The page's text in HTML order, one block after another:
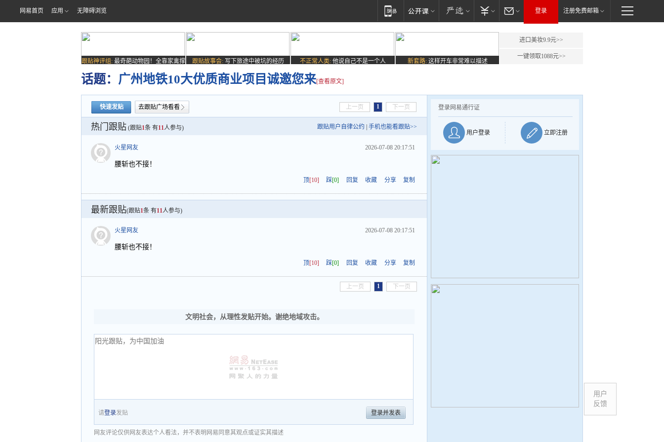
网易首页 应用 无障碍浏览 登录 注册免费邮箱
跟贴神评组: 最奇葩动物园！全靠家禽撑
场子
跟贴故事会: 写下旅途中被坑的经历 不正常人类: 他说自己不是一个人 新套路: 这样开车非常难以描述
进口美妆9.9元>>
一键领取1088元>>
话题： 广州地铁10大优质商业项目诚邀您来[查看原文]
快速发贴 去跟贴广场看看 上一页 1 下一页
热门跟贴 (跟贴1条 有11人参与) 跟贴用户自律公约 手机也能看跟贴>>
火星网友 2026-07-08 20:17:51
腰斩也不接！
顶[10] 踩[0] 回复 收藏 分享 复制
最新跟贴(跟贴1条 有11人参与)
火星网友 2026-07-08 20:17:51
腰斩也不接！
顶[10] 踩[0] 回复 收藏 分享 复制
上一页 1 下一页
文明社会，从理性发贴开始。谢绝地域攻击。
请登录发贴 登录并发表
网友评论仅供网友表达个人看法，并不表明网易同意其观点或证实其描述
登录网易通行证
用户登录 立即注册
用户
反馈